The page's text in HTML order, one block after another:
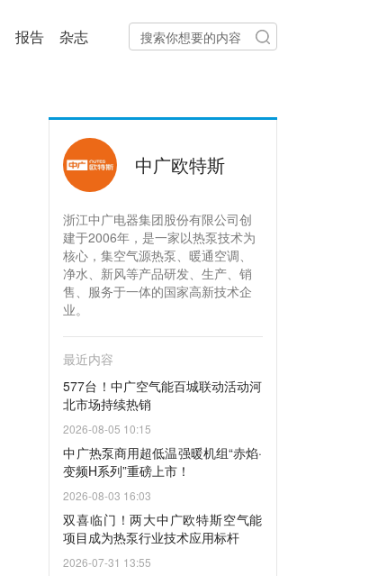
报告 杂志
中广欧特斯
浙江中广电器集团股份有限公司创
建于2006年，是一家以热泵技术为
核心，集空气源热泵、暖通空调、
净水、新风等产品研发、生产、销
售、服务于一体的国家高新技术企
业。
最近内容
577台！中广空气能百城联动活动河
北市场持续热销
2026-08-05 10:15
中广热泵商用超低温强暖机组“赤焰·
变频H系列”重磅上市！
2026-08-03 16:03
双喜临门！两大中广欧特斯空气能
项目成为热泵行业技术应用标杆
2026-07-31 13:55